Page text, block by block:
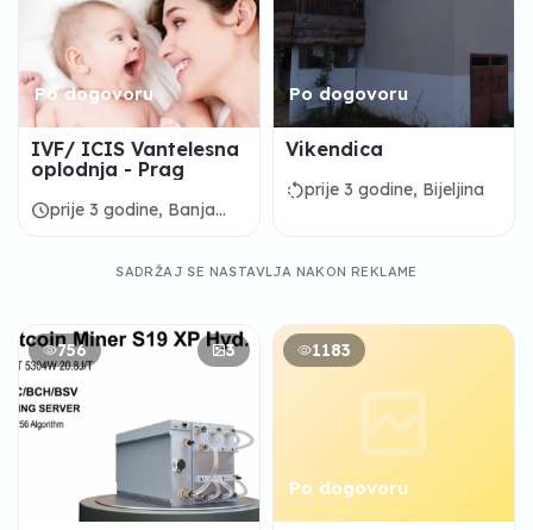
Po dogovoru
IVF/ ICIS Vantelesna
oplodnja - Prag
scheduleprije 3 godine, Banja
Po dogovoru
Vikendica
rotate_leftprije 3 godine, Bijeljina
SADRŽAJ SE NASTAVLJA NAKON REKLAME
756 3
3.599 KM
1183
Po dogovoru